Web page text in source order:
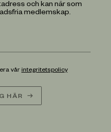
och kan när som
medlemskap.
vår integritetspolicy
HÄR